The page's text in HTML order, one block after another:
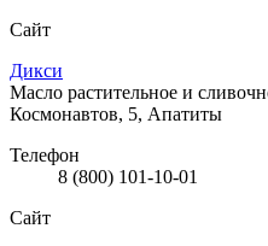
Сайт
Дикси
Масло растительное и
Космонавтов, 5, Апатиты
Телефон
8 (800) 101-10-01
Сайт